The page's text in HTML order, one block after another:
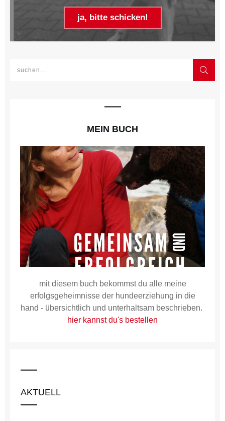
ja, bitte schicken!
MEIN BUCH
mit diesem buch bekommst du alle meine
erfolgsgeheimnisse der hundeerziehung in die
hand - übersichtlich und unterhaltsam beschrieben.
hier kannst du's bestellen
AKTUELL